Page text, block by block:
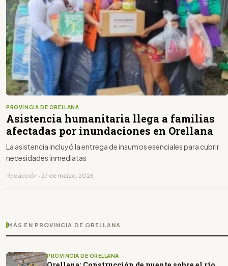
PROVINCIA DE ORELLANA
Asistencia humanitaria llega a familias
afectadas por inundaciones en Orellana
La asistencia incluyó la entrega de insumos esenciales para cubrir
necesidades inmediatas
Redacción · 27 de marzo, 2026
MÁS EN PROVINCIA DE ORELLANA
PROVINCIA DE ORELLANA